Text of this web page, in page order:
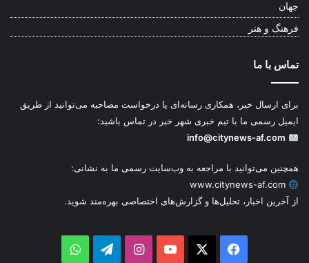
جهان
فرهنگ و هنر
تماس با ما
برای ارسال خبر، همکاری رسانه‌ای یا درخواست مصاحبه می‌توانید از طریق
ایمیل رسمی ما با تیم خبری شهر خبر در تماس باشید:
info@citynews-af.com
همچنین می‌توانید با مراجعه به وب‌سایت رسمی ما به نشانی:
www.citynews-af.com
از آخرین اخبار، تحلیل‌ها و گزارش‌های اختصاصی بهره‌مند شوید.
Facebook
YouTube
Instagram
Telegram
WhatsApp